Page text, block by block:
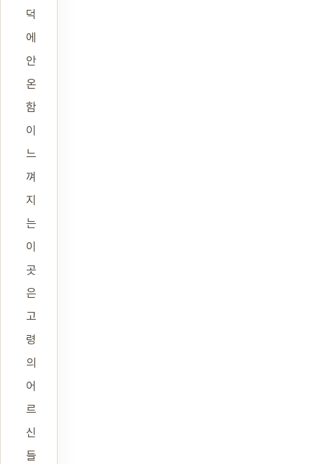
덕
에
안
온
함
이
느
껴
지
는
이
곳
은
고
령
의
어
르
신
들